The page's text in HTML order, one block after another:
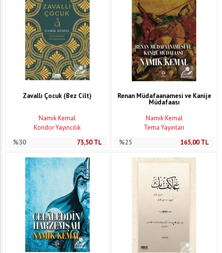
Zavallı Çocuk (Bez Cilt)
Namık Kemal
Koridor Yayıncılık
%30
73,50TL
Renan Müdafaanamesi ve Kanije
Müdafaası
Namık Kemal
Tema Yayınları
%25
165,00TL